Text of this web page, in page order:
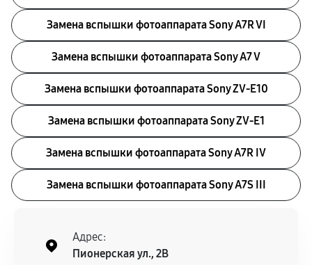
Замена вспышки фотоаппарата Sony A7R VI
Замена вспышки фотоаппарата Sony A7 V
Замена вспышки фотоаппарата Sony ZV‑E10
Замена вспышки фотоаппарата Sony ZV‑E1
Замена вспышки фотоаппарата Sony A7R IV
Замена вспышки фотоаппарата Sony A7S III
Адрес:
Пионерская ул., 2В